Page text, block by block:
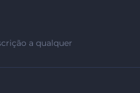
a qualquer